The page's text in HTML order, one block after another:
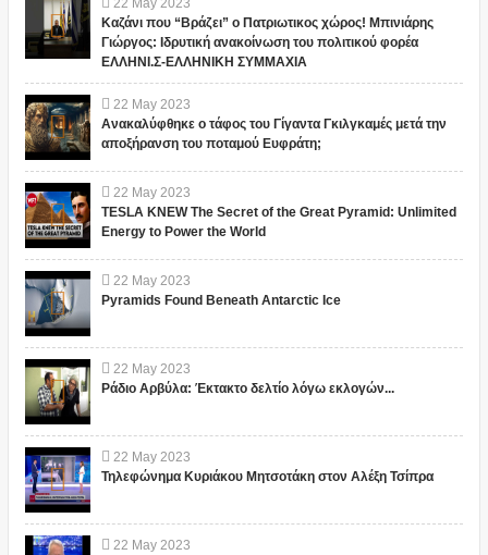
22 May 2023
Καζάνι που “Βράζει” ο Πατριωτικος χώρος! Μπινιάρης
Γιώργος: Ιδρυτική ανακοίνωση του πολιτικού φορέα
ΕΛΛΗΝΙ.Σ-ΕΛΛΗΝΙΚΗ ΣΥΜΜΑΧΙΑ
22 May 2023
Ανακαλύφθηκε ο τάφος του Γίγαντα Γκιλγκαμές μετά την
αποξήρανση του ποταμού Ευφράτη;
22 May 2023
TESLA KNEW The Secret of the Great Pyramid: Unlimited
Energy to Power the World
22 May 2023
Pyramids Found Beneath Antarctic Ice
22 May 2023
Ράδιο Αρβύλα: Έκτακτο δελτίο λόγω εκλογών...
22 May 2023
Τηλεφώνημα Κυριάκου Μητσοτάκη στον Αλέξη Τσίπρα
22 May 2023